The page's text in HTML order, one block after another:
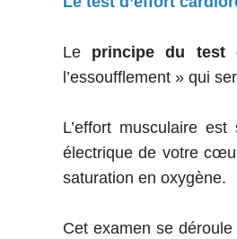
Le principe du test
l’essoufflement » qui
L’effort musculaire
électrique de votre
saturation en oxygène.
Cet examen se